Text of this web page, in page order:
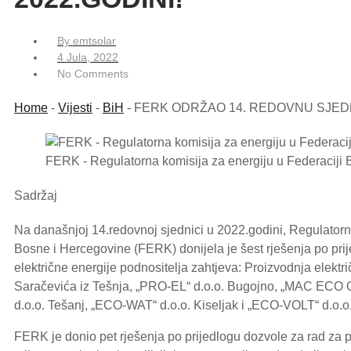
By emtsolar
4 Jula, 2022
No Comments
Home - Vijesti - BiH - FERK ODRŽAO 14. REDOVNU
FERK - Regulatorna komisija za energiju u Federaciji
Sadržaj
Na današnjoj 14.redovnoj sjednici u 2022.godini,
Bosne i Hercegovine (FERK) donijela je šest rješenja po
električne energije podnositelja zahtjeva: Proizvodnja
Saračevića iz Tešnja, „PRO-EL“ d.o.o. Bugojno, „MAC ECO
d.o.o. Tešanj, „ECO-WAT“ d.o.o. Kiseljak i „ECO-VOLT“
FERK je donio pet rješenja po prijedlogu dozvole za rad za